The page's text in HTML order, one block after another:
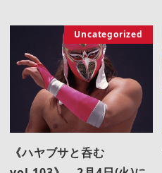
Uncategorized
《ハヤブサと呑む